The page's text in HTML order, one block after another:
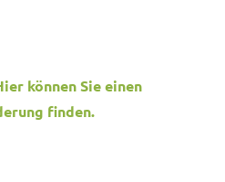
können Sie einen
finden.